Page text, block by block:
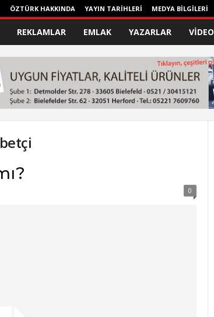
ÖZTÜRK HAKKINDA YAYIN TARİHLERİ MEDYA BİLGİLERİ
REKLAMLAR EMLAK YAZARLAR VİDEO
0